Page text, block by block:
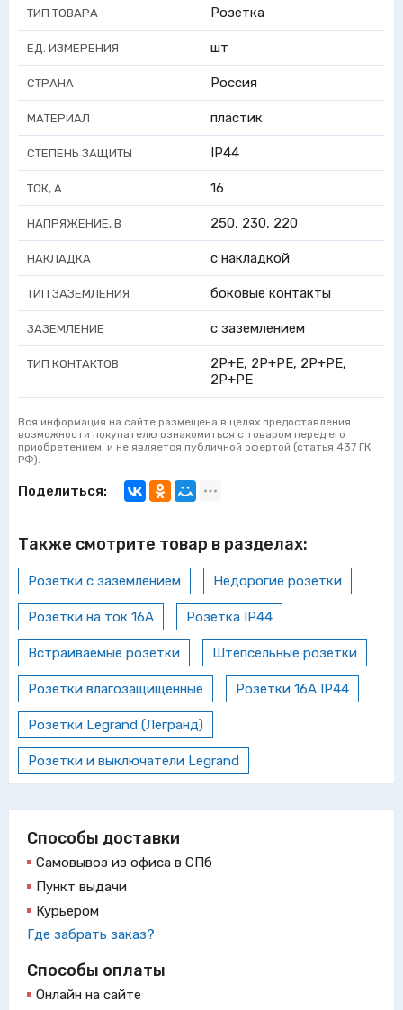
ТИП ТОВАРА Розетка
ЕД. ИЗМЕРЕНИЯ шт
СТРАНА Россия
МАТЕРИАЛ пластик
СТЕПЕНЬ ЗАЩИТЫ IP44
ТОК, А 16
НАПРЯЖЕНИЕ, В 250, 230, 220
НАКЛАДКА с накладкой
ТИП ЗАЗЕМЛЕНИЯ боковые контакты
ЗАЗЕМЛЕНИЕ с заземлением
ТИП КОНТАКТОВ
2P+E, 2Р+PE, 2Р+РЕ,
2P+PE
Вся информация на сайте размещена в целях предоставления
возможности покупателю ознакомиться с товаром перед его
приобретением, и не является публичной офертой (статья 437 ГК
РФ).
Поделиться:
Также смотрите товар в разделах:
Розетки с заземлением Недорогие розетки
Розетки на ток 16А Розетка IP44
Встраиваемые розетки Штепсельные розетки
Розетки влагозащищенные Розетки 16А IP44
Розетки Legrand (Легранд)
Розетки и выключатели Legrand
Способы доставки
Самовывоз из офиса в СПб
Пункт выдачи
Курьером
Где забрать заказ?
Способы оплаты
Онлайн на сайте